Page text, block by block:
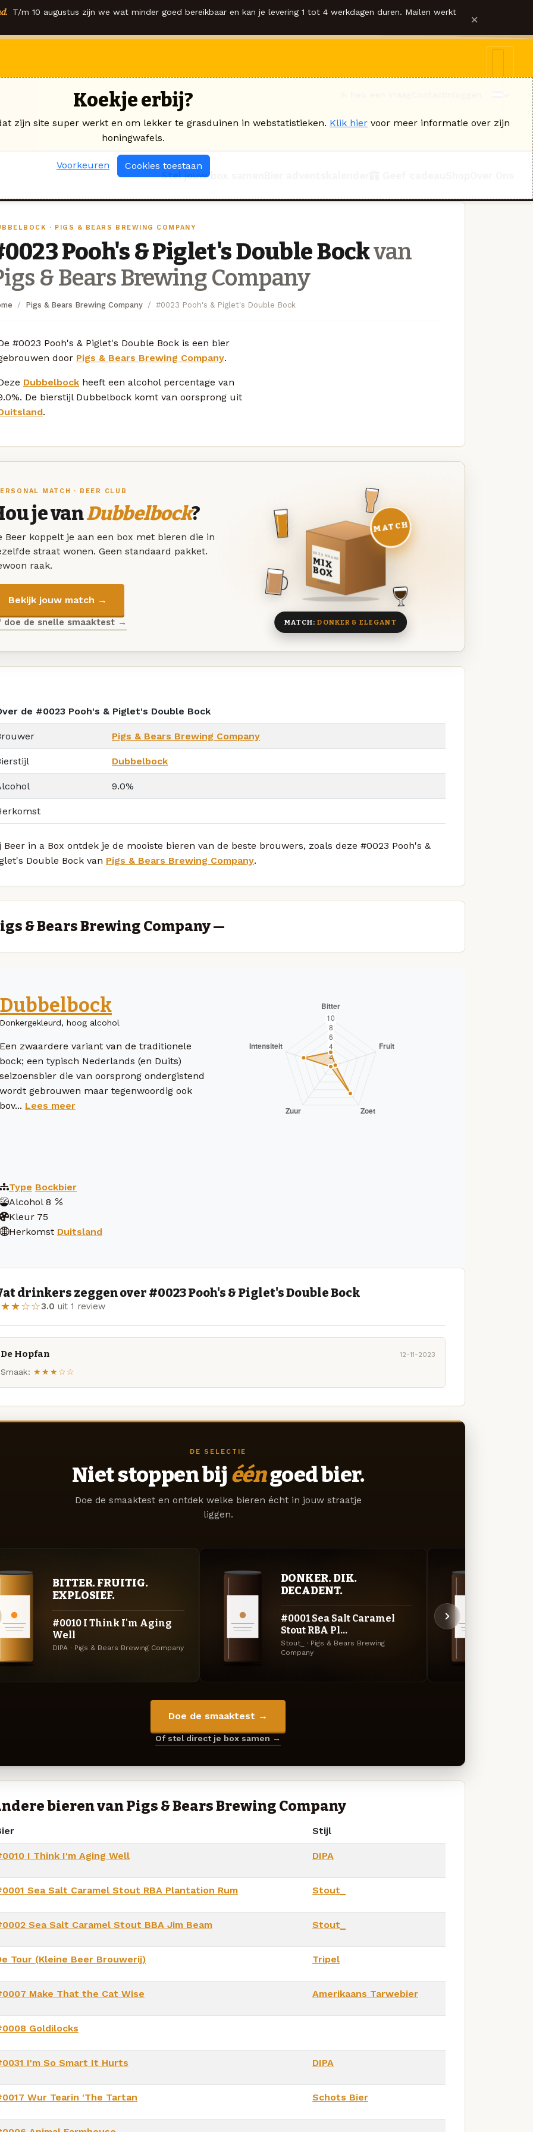
T/m 10 augustus zijn we wat minder goed bereikbaar en kan je levering 1 tot 4 werkdagen duren. Mailen werkt ×
Stel jouw box samen
· PIGS & BEARS BREWING COMPANY
Pooh's & Piglet's Double Bockvan
& Bears Brewing Company
Pigs & Bears Brewing Company #0023 Pooh's & Piglet's Double Bock
#0023 Pooh's & Piglet's Double Bock is een bier
door Pigs & Bears Brewing Company.
Dubbelbock heeft een alcohol percentage van
De bierstijl Dubbelbock komt van oorsprong uit
.
MATCH · BEER CLUB
je vanDubbelbock?
Beer koppelt je aan een box met bieren die in
straat wonen. Geen standaard pakket.
raak.
Bekijk jouw match →
doe de snelle smaaktest →
DEZE MAAND
MIX
BOX
8 BIEREN
MATCH
MATCH:DONKER & ELEGANT
de #0023 Pooh's & Piglet's Double Bock
Pigs & Bears Brewing Company
Dubbelbock
9.0%
Beer in a Box ontdek je de mooiste bieren van de beste brouwers, zoals deze #0023 Pooh's &
Double Bock van Pigs & Bears Brewing Company.
& Bears Brewing Company —
Dubbelbock
Donkergekleurd, hoog alcohol
Een zwaardere variant van de traditionele
bock; een typisch Nederlands (en Duits)
seizoensbier die van oorsprong ondergistend
wordt gebrouwen maar tegenwoordig ook
bov... Lees meer
Type Bockbier
Alcohol 8
Kleur 75
Herkomst Duitsland
drinkers zeggen over #0023 Pooh's & Piglet's Double Bock
3.0 uit 1 review
De Hopfan 12-11-2023
Smaak: ★★★☆☆
DE SELECTIE
Niet stoppen bij ééngoed bier.
Doe de smaaktest en ontdek welke bieren écht in jouw straatje
liggen.
BITTER. FRUITIG.
EXPLOSIEF.
#0010 I Think I'm Aging
Well
DIPA · Pigs & Bears Brewing Company
DONKER. DIK.
DECADENT.
#0001 Sea Salt Caramel
Stout RBA Pl...
Stout_ · Pigs & Bears Brewing
Company
Doe de smaaktest →
Of stel direct je box samen →
bieren van Pigs & Bears Brewing Company
Stijl
I Think I'm Aging Well DIPA
Sea Salt Caramel Stout RBA Plantation Rum Stout_
Sea Salt Caramel Stout BBA Jim Beam Stout_
Tour (Kleine Beer Brouwerij) Tripel
Make That the Cat Wise Amerikaans Tarwebier
Goldilocks
I'm So Smart It Hurts DIPA
Wur Tearin 'The Tartan Schots Bier
Koekje erbij?
zijn site super werkt en om lekker te grasduinen in webstatistieken. Klik hier voor meer informatie over zijn
honingwafels.
Voorkeuren Cookies toestaan